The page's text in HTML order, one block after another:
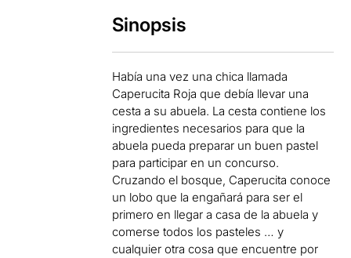
Sinopsis
Había una vez una chica llamada
Caperucita Roja que debía llevar una
cesta a su abuela. La cesta contiene los
ingredientes necesarios para que la
abuela pueda preparar un buen pastel
para participar en un concurso.
Cruzando el bosque, Caperucita conoce
un lobo que la engañará para ser el
primero en llegar a casa de la abuela y
comerse todos los pasteles … y
cualquier otra cosa que encuentre por